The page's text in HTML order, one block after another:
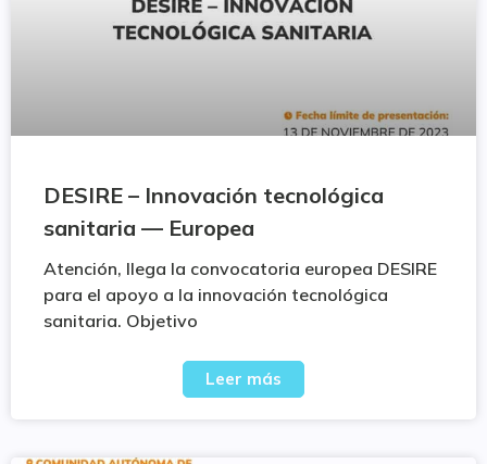
DESIRE – Innovación tecnológica
sanitaria — Europea
Atención, llega la convocatoria europea DESIRE
para el apoyo a la innovación tecnológica
sanitaria. Objetivo
Leer más